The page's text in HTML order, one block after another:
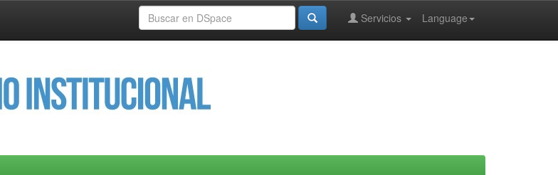
Language
Servicios